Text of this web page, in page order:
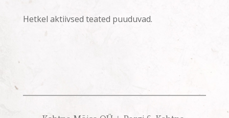
Hetkel aktiivsed teated puuduvad.